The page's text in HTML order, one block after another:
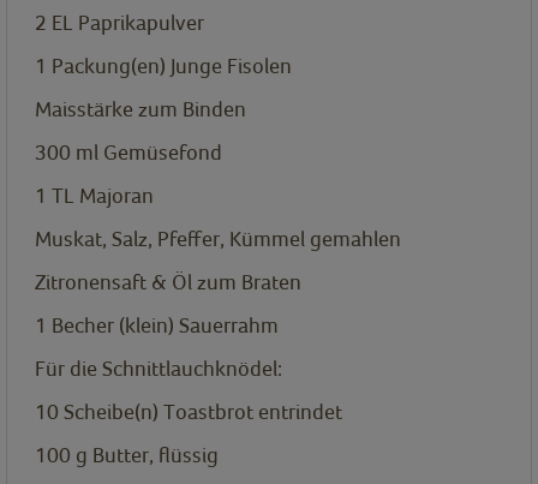
2 EL Paprikapulver
1 Packung(en) Junge Fisolen
Maisstärke zum Binden
300 ml Gemüsefond
1 TL Majoran
Muskat, Salz, Pfeffer, Kümmel gemahlen
Zitronensaft & Öl zum Braten
1 Becher (klein) Sauerrahm
Für die Schnittlauchknödel:
10 Scheibe(n) Toastbrot entrindet
100 g Butter, flüssig